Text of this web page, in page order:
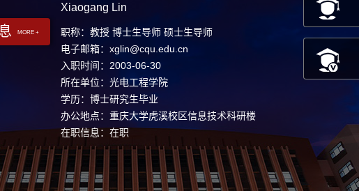
MORE +
Xiaogang Lin
职称：教授 博士生导师 硕士生导师
电子邮箱： xglin@cqu.edu.cn
入职时间：2003-06-30
所在单位：光电工程学院
学历：博士研究生毕业
办公地点：重庆大学虎溪校区信息技术科研楼
在职信息：在职